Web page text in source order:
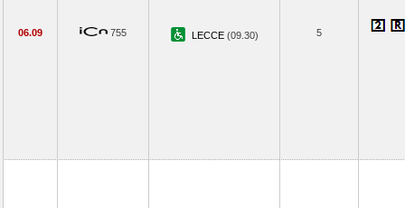
06.09 755 LECCE (09.30) 5